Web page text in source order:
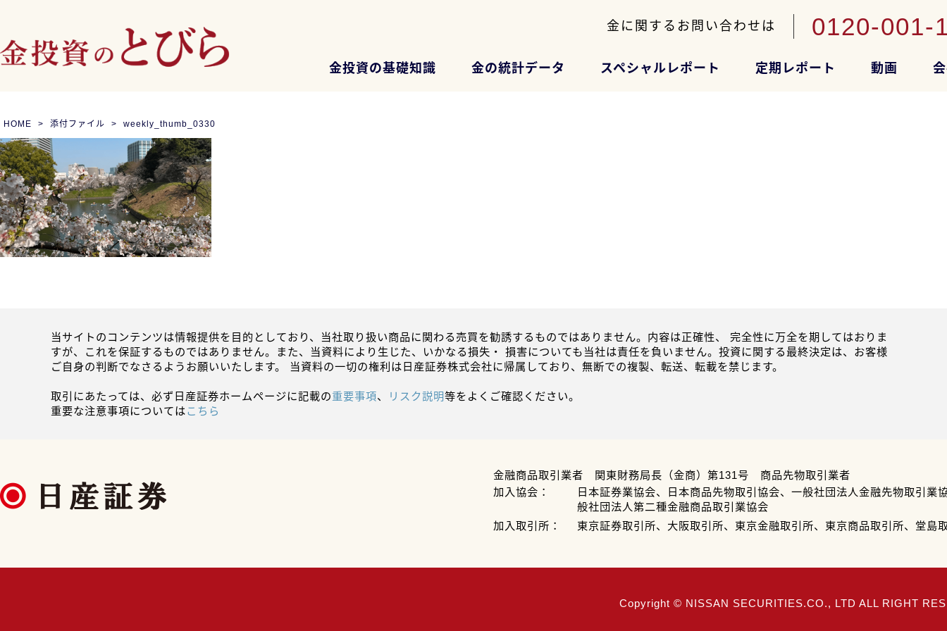
金に関するお問い合わせは 0120-001-
金投資の基礎知識 金の統計データ スペシャルレポート 定期レポート 動画
HOME 添付ファイル weekly_thumb_0330
当サイトのコンテンツは情報提供を目的としており、当社取り扱い商品に関わる売買を勧誘するものではありません。内容は正確性、 完全性に万全を期してはおりま
すが、これを保証するものではありません。また、当資料により生じた、いかなる損失・ 損害についても当社は責任を負いません。投資に関する最終決定は、お客様
ご自身の判断でなさるようお願いいたします。 当資料の一切の権利は日産証券株式会社に帰属しており、無断での複製、転送、転載を禁じます。
取引にあたっては、必ず日産証券ホームページに記載の重要事項、 リスク説明等をよくご確認ください。
重要な注意事項についてはこちら
金融商品取引業者 関東財務局長（金商）第131号 商品先物取引業者
加入協会：
日本証券業協会、日本商品先物取引協会、一般社団法人金融先物取引業
般社団法人第二種金融商品取引業協会
加入取引所：
東京証券取引所、大阪取引所、東京金融取引所、東京商品取引所、堂島
Copyright © NISSAN SECURITIES.CO., LTD ALL RIGHT